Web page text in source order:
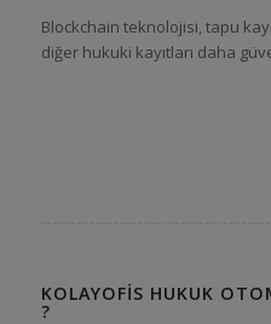
Blockchain teknolojisi, tapu
diğer hukuki kayıtları daha
KOLAYOFIS HUKUK
?